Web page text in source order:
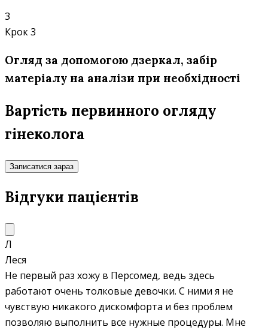
3
Крок 3
Огляд за допомогою дзеркал, забір
матеріалу на аналізи при необхідності
Вартість первинного огляду
гінеколога
Записатися зараз
Відгуки пацієнтів
Л
Леся
Не первый раз хожу в Персомед, ведь здесь
работают очень толковые девочки. С ними я не
чувствую никакого дискомфорта и без проблем
позволяю выполнить все нужные процедуры. Мне